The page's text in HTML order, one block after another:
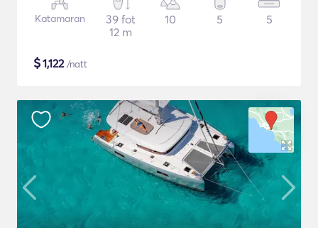
Katamaran
39 fot
12 m
10 5 5
$1,122/natt